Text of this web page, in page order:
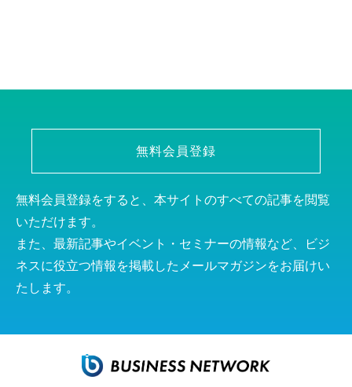
無料会員登録
無料会員登録をすると、本サイトのすべての記事を閲覧
いただけます。
また、最新記事やイベント・セミナーの情報など、ビジ
ネスに役立つ情報を掲載したメールマガジンをお届けい
たします。